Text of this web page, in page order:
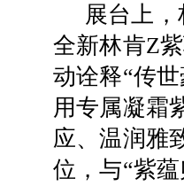
展台上
全新林肯Z
动诠释“传
用专属凝霜
应、温润雅
位，与“紫